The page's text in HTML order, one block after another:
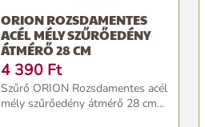
ORION ROZSDAMENTES
ACÉL MÉLY SZŰRŐEDÉNY
ÁTMÉRŐ 28 CM
4 390 Ft
Szűrő ORION Rozsdamentes acél
mély szűrőedény átmérő 28 cm...